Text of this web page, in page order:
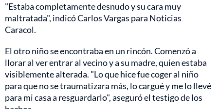
"Estaba completamente desnudo y su cara muy
maltratada", indicó Carlos Vargas para Noticias
Caracol.
El otro niño se encontraba en un rincón. Comenzó a
llorar al ver entrar al vecino y a su madre, quien estaba
visiblemente alterada. "Lo que hice fue coger al niño
para que no se traumatizara más, lo cargué y me lo llevé
para mi casa a resguardarlo", aseguró el testigo de los